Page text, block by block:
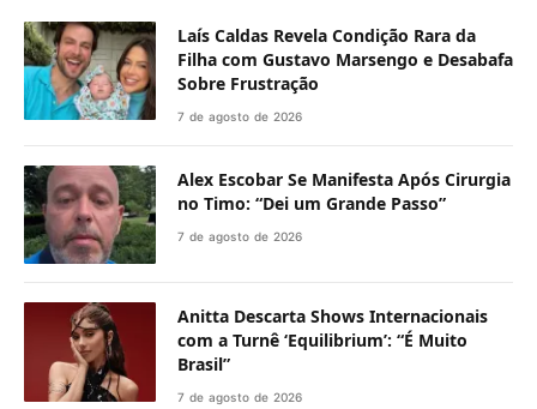
Laís Caldas Revela Condição Rara da
Filha com Gustavo Marsengo e Desabafa
Sobre Frustração
7 de agosto de 2026
Alex Escobar Se Manifesta Após Cirurgia
no Timo: “Dei um Grande Passo”
7 de agosto de 2026
Anitta Descarta Shows Internacionais
com a Turnê ‘Equilibrium’: “É Muito
Brasil”
7 de agosto de 2026